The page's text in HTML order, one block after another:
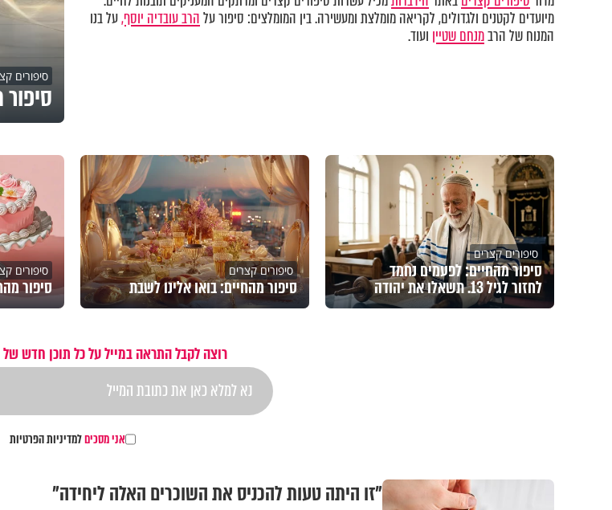
מיועדים לקטנים ולגדולים, לקריאה מומלצת ומעשירה. בין המומלצים: סיפור עלהרב עובדיה יוסף,על בנו
המנוח של הרבמנחם שטיין ועוד.
סיפורים
סיפורים קצרים
סיפור מהחיים: לפעמים נחמד
לחזור לגיל 13. תשאלו את יהודה
סיפורים קצרים
סיפור מהחיים: בואו אלינו לשבת
סיפורים
סיפור
רוצה לקבל התראה במייל על כל תוכן חדש של
אני מסכיםלמדיניות הפרטיות
"זו היתה טעות להכניס את השוכרים האלה ליחידה"